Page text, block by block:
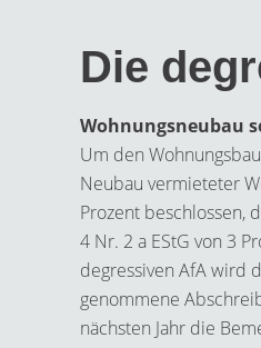
Die
Wohnungsneubau
Um den
Neubau vermieteter
Prozent beschlossen,
4 Nr. 2 a EStG von 3
degressiven AfA wird
genommene
nächsten Jahr die